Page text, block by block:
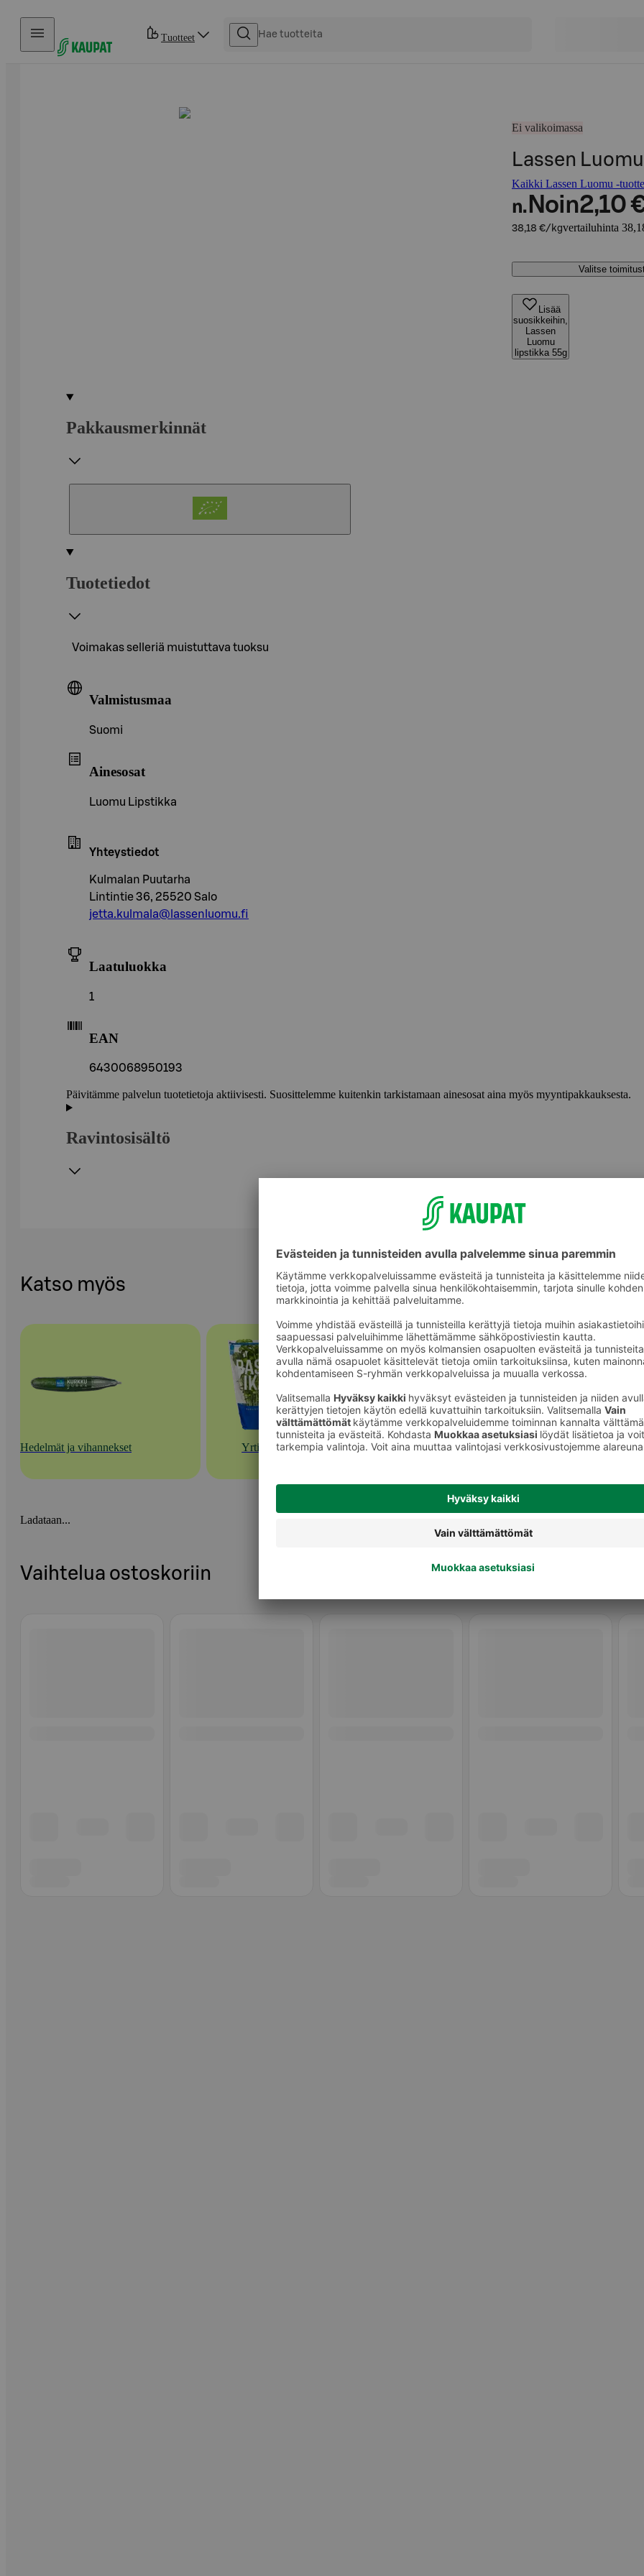
Hyppää sisältöön
Tuotteet
Ei valikoimassa
Lassen
Kaikki Lassen Luomu -
n. Noin2,10
38,18 €/kgvertailuhinta
Valitse
Lisää
suosikkeihin,
Lassen
Luomu
lipstikka 55g
Pakkausmerkinnät
Tuotetiedot
Voimakas selleriä muistuttava tuoksu
Valmistusmaa
Suomi
Ainesosat
Luomu Lipstikka
Yhteystiedot
Kulmalan Puutarha
Lintintie 36, 25520 Salo
jetta.kulmala@lassenluomu.fi
Laatuluokka
1
EAN
6430068950193
Päivitämme palvelun tuotetietoja aktiivisesti. Suosittelemme kuitenkin tarkistamaan ainesosat aina myös myyntipakkauksesta.
Ravintosisältö
Katso myös
Hedelmät ja vihannekset Yrtit
Ladataan...
Vaihtelua ostoskoriin